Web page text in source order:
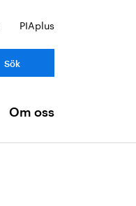
PIAplus
Om oss